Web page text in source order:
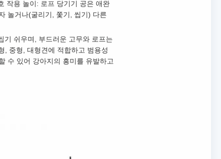
작용 놀이: 로프 당기기 공은 애완
놀거나(굴리기, 쫓기, 씹기) 다른
기 쉬우며, 부드러운 고무와 로프는
, 중형, 대형견에 적합하고 범용성
수 있어 강아지의 흥미를 유발하고